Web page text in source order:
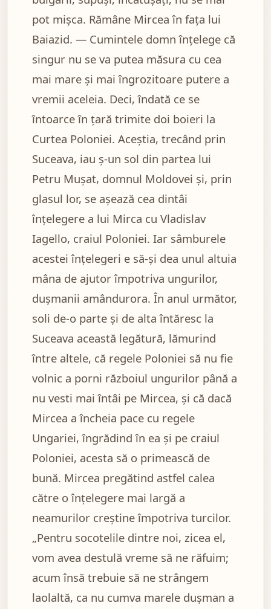
pot mișca. Rămâne Mircea în fața lui
Baiazid. — Cumintele domn înțelege că
singur nu se va putea măsura cu cea
mai mare și mai îngrozitoare putere a
vremii aceleia. Deci, îndată ce se
întoarce în țară trimite doi boieri la
Curtea Poloniei. Aceștia, trecând prin
Suceava, iau ș-un sol din partea lui
Petru Mușat, domnul Moldovei și, prin
glasul lor, se așează cea dintâi
înțelegere a lui Mirca cu Vladislav
Iagello, craiul Poloniei. Iar sâmburele
acestei înțelegeri e să-și dea unul altuia
mâna de ajutor împotriva ungurilor,
dușmanii amândurora. În anul următor,
soli de-o parte și de alta întăresc la
Suceava această legătură, lămurind
între altele, că regele Poloniei să nu fie
volnic a porni războiul ungurilor până a
nu vesti mai întâi pe Mircea, și că dacă
Mircea a încheia pace cu regele
Ungariei, îngrădind în ea și pe craiul
Poloniei, acesta să o primească de
bună. Mircea pregătind astfel calea
către o înțelegere mai largă a
neamurilor creștine împotriva turcilor.
„Pentru socotelile dintre noi, zicea el,
vom avea destulă vreme să ne răfuim;
acum însă trebuie să ne strângem
laolaltă, ca nu cumva marele dușman a